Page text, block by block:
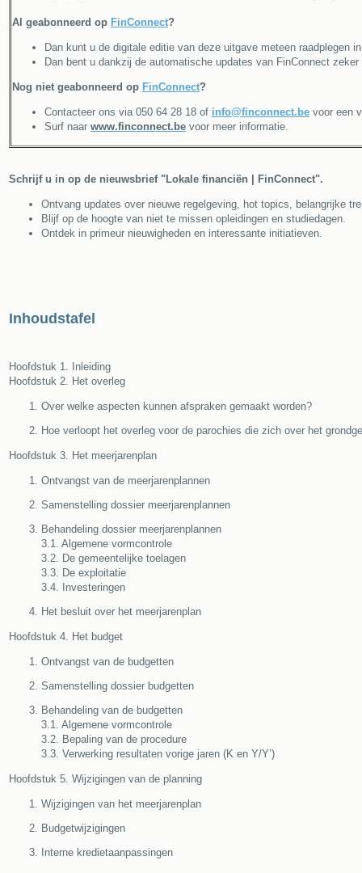
Al geabonneerd op FinConnect?
Dan kunt u de digitale editie van deze uitgave meteen raadplegen
Dan bent u dankzij de automatische updates van FinConnect
Nog niet geabonneerd op FinConnect?
Contacteer ons via 050 64 28 18 of info@finconnect.be voor een
Surf naar www.finconnect.be voor meer informatie.
Schrijf u in op de nieuwsbrief "Lokale financiën | FinConnect".
Ontvang updates over nieuwe regelgeving, hot topics, belangrijke
Blijf op de hoogte van niet te missen opleidingen en studiedagen.
Ontdek in primeur nieuwigheden en interessante initiatieven.
Inhoudstafel
Hoofdstuk 1. Inleiding
Hoofdstuk 2. Het overleg
Over welke aspecten kunnen afspraken gemaakt worden?
Hoe verloopt het overleg voor de parochies die zich over het
Hoofdstuk 3. Het meerjarenplan
Ontvangst van de meerjarenplannen
Samenstelling dossier meerjarenplannen
Behandeling dossier meerjarenplannen
3.1. Algemene vormcontrole
3.2. De gemeentelijke toelagen
3.3. De exploitatie
3.4. Investeringen
Het besluit over het meerjarenplan
Hoofdstuk 4. Het budget
Ontvangst van de budgetten
Samenstelling dossier budgetten
Behandeling van de budgetten
3.1. Algemene vormcontrole
3.2. Bepaling van de procedure
3.3. Verwerking resultaten vorige jaren (K en Y/Y’)
Hoofdstuk 5. Wijzigingen van de planning
Wijzigingen van het meerjarenplan
Budgetwijzigingen
Interne kredietaanpassingen